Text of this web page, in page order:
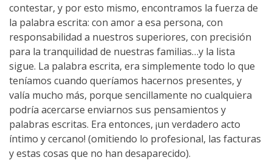
contestar, y por esto mismo, encontramos la fuerza de
la palabra escrita: con amor a esa persona, con
responsabilidad a nuestros superiores, con precisión
para la tranquilidad de nuestras familias…y la lista
sigue. La palabra escrita, era simplemente todo lo que
teníamos cuando queríamos hacernos presentes, y
valía mucho más, porque sencillamente no cualquiera
podría acercarse enviarnos sus pensamientos y
palabras escritas. Era entonces, ¡un verdadero acto
íntimo y cercano! (omitiendo lo profesional, las facturas
y estas cosas que no han desaparecido).